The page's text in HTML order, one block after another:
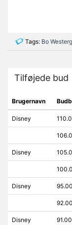
Tags: Bo
Tilføjede bud
Brugernavn
Disney
Disney
Disney
Disney